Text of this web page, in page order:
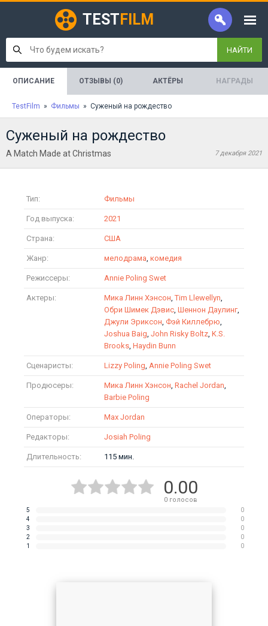
TEST FILM
НАЙТИ
ОПИСАНИЕ ОТЗЫВЫ (0) АКТЁРЫ НАГРАДЫ
TestFilm » Фильмы » Суженый на рождество
Суженый на рождество
A Match Made at Christmas 7 декабря 2021
Тип: Фильмы
Год выпуска: 2021
Страна: США
Жанр: мелодрама, комедия
Режиссеры: Annie Poling Swet
Актеры: Мика Линн Хэнсон,Tim Llewellyn,
Обри Шимек Дэвис, Шеннон Даулинг,
Джули Эриксон, Фэй Киллебрю,
Joshua Baig, John Risky Boltz, K.S.
Brooks, Haydin Bunn
Сценаристы: Lizzy Poling, Annie Poling Swet
Продюсеры: Мика Линн Хэнсон, Rachel Jordan,
Barbie Poling
Операторы: Max Jordan
Редакторы: Josiah Poling
Длительность: 115 мин.
0.00
0голосов
5
0
4
0
3
0
2
0
1
0